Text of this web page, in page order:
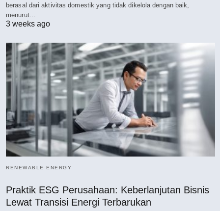
berasal dari aktivitas domestik yang tidak dikelola dengan baik,
menurut…
3 weeks ago
RENEWABLE ENERGY
Praktik ESG Perusahaan: Keberlanjutan Bisnis
Lewat Transisi Energi Terbarukan